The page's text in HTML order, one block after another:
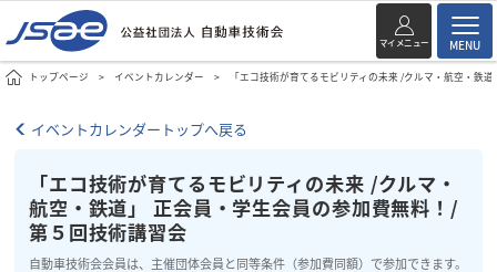
マイメニュー MENU
トップページ イベントカレンダー 「エコ技術が育てるモビリティの未来 /クルマ・航空・鉄
イベントカレンダートップへ戻る
「エコ技術が育てるモビリティの未来 /クルマ・
航空・鉄道」 正会員・学生会員の参加費無料！/
第５回技術講習会
自動車技術会会員は、主催団体会員と同等条件（参加費同額）で参加できます。